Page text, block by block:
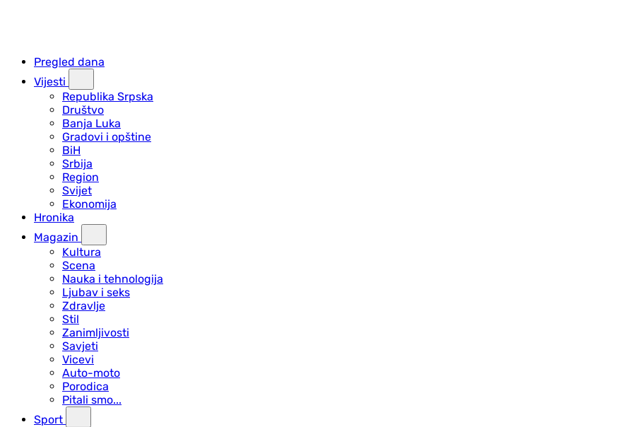
Pregled dana
Vijesti
Republika Srpska
Društvo
Banja Luka
Gradovi i opštine
BiH
Srbija
Region
Svijet
Ekonomija
Hronika
Magazin
Kultura
Scena
Nauka i tehnologija
Ljubav i seks
Zdravlje
Stil
Zanimljivosti
Savjeti
Vicevi
Auto-moto
Porodica
Pitali smo...
Sport